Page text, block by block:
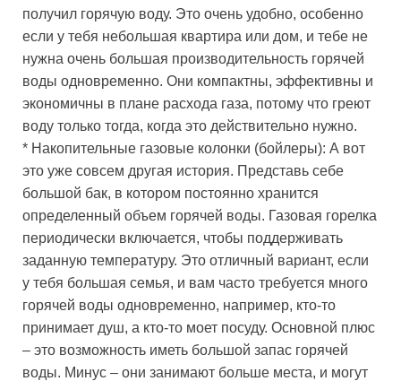
получил горячую воду. Это очень удобно, особенно
если у тебя небольшая квартира или дом, и тебе не
нужна очень большая производительность горячей
воды одновременно. Они компактны, эффективны и
экономичны в плане расхода газа, потому что греют
воду только тогда, когда это действительно нужно.
* Накопительные газовые колонки (бойлеры): А вот
это уже совсем другая история. Представь себе
большой бак, в котором постоянно хранится
определенный объем горячей воды. Газовая горелка
периодически включается, чтобы поддерживать
заданную температуру. Это отличный вариант, если
у тебя большая семья, и вам часто требуется много
горячей воды одновременно, например, кто-то
принимает душ, а кто-то моет посуду. Основной плюс
– это возможность иметь большой запас горячей
воды. Минус – они занимают больше места, и могут